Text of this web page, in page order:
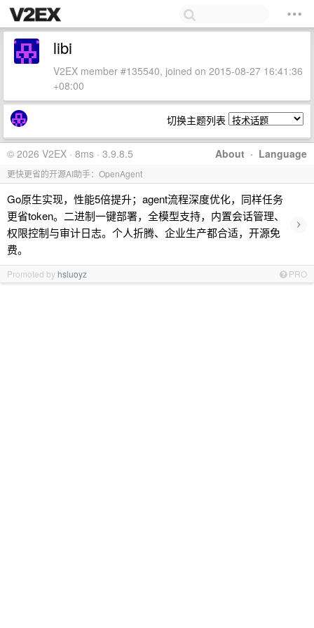
libi
V2EX member #135540, joined on 2015-08-27 16:41:36
+08:00
切换主题列表
About · Language
© 2026 V2EX · 8ms · 3.9.8.5
更快更省的开源AI助手：OpenAgent
Go原生实现，性能5倍提升；agent流程深度优化，同样任务
更省token。二进制一键部署，全模型支持，内置会话管理、
权限控制与审计日志。个人折腾、企业生产都合适，开源免
费。
›
Promoted by hsluoyz PRO